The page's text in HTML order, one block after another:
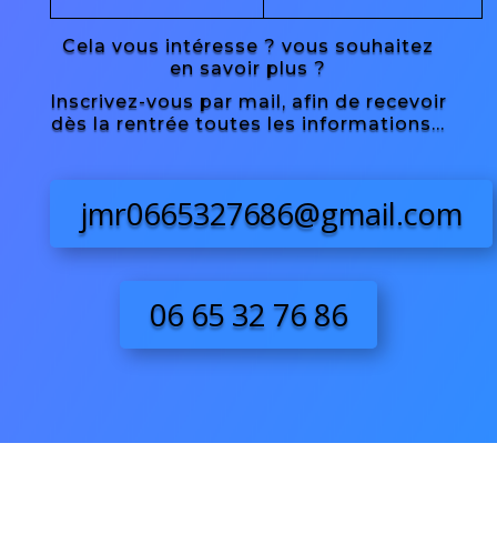
Cela vous intéresse ? vous souhaitez
en savoir plus ?
Inscrivez-vous par mail, afin de recevoir
dès la rentrée toutes les informations…
jmr0665327686@gmail.com
06 65 32 76 86